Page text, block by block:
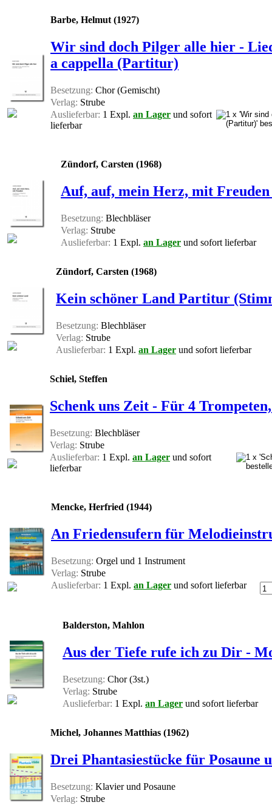
Barbe, Helmut (1927)
Wir sind doch Pilger alle hier -
a cappella (Partitur)
Besetzung: Chor (Gemischt)
Verlag: Strube
Auslieferbar: 1 Expl. an Lager und sofort
lieferbar
Zündorf, Carsten (1968)
Auf, auf, mein Herz, mit
Besetzung: Blechbläser
Verlag: Strube
Auslieferbar: 1 Expl. an Lager und sofort lieferbar
Zündorf, Carsten (1968)
Kein schöner Land Partitur
Besetzung: Blechbläser
Verlag: Strube
Auslieferbar: 1 Expl. an Lager und sofort lieferbar
Schiel, Steffen
Schenk uns Zeit - Für 4
Besetzung: Blechbläser
Verlag: Strube
Auslieferbar: 1 Expl. an Lager und sofort
lieferbar
Mencke, Herfried (1944)
An Friedensufern für
Besetzung: Orgel und 1 Instrument
Verlag: Strube
Auslieferbar: 1 Expl. an Lager und sofort lieferbar
Balderston, Mahlon
Aus der Tiefe rufe ich zu Dir -
Besetzung: Chor (3st.)
Verlag: Strube
Auslieferbar: 1 Expl. an Lager und sofort lieferbar
Michel, Johannes Matthias (1962)
Drei Phantasiestücke für
Besetzung: Klavier und Posaune
Verlag: Strube